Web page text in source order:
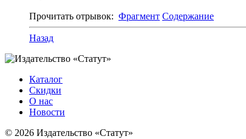
Прочитать отрывок: Фрагмент Содержание
Назад
Каталог
Скидки
О нас
Новости
© 2026 Издательство «Статут»